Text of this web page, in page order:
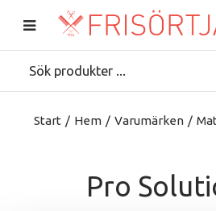
Start / Hem / Varumärken /
Pro